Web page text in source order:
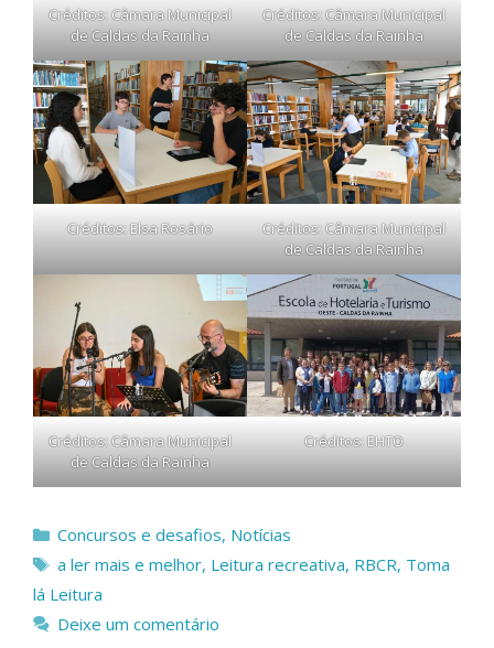
Créditos: Câmara Municipal
de Caldas da Rainha
Créditos: Câmara Municipal
de Caldas da Rainha
Créditos: Elsa Rosário
Créditos: Câmara Municipal
de Caldas da Rainha
Créditos: Câmara Municipal
de Caldas da Rainha
Créditos: EHTO
Categorias
Concursos e desafios, Notícias
Etiquetas
a ler mais e melhor, Leitura recreativa, RBCR, Toma
lá Leitura
Deixe um comentário